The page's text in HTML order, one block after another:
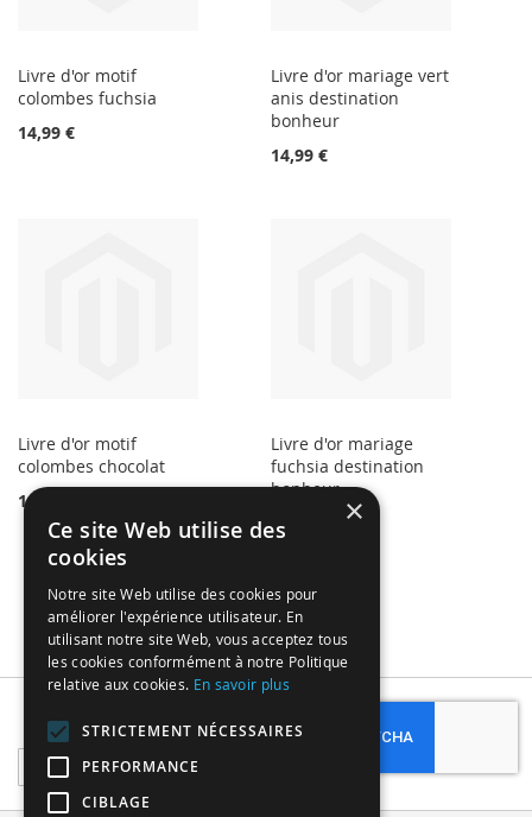
Livre d'or motif
colombes fuchsia
14,99 €
Livre d'or mariage vert
anis destination
bonheur
14,99 €
Livre d'or motif
colombes chocolat
14,99 €
Livre d'or mariage
fuchsia destination
bonheur
19,99 €
Sign
Up
for
Subscribe
×
Ce site Web utilise des
cookies
Notre site Web utilise des cookies pour
améliorer l'expérience utilisateur. En
utilisant notre site Web, vous acceptez tous
les cookies conformément à notre Politique
relative aux cookies. En savoir plus
STRICTEMENT NÉCESSAIRES
PERFORMANCE
CIBLAGE